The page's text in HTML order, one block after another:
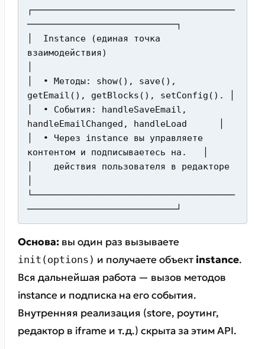
┌──────────────────────────────────────
────────────────────────────┐
│  Instance (единая точка
взаимодействия)
│  • Методы: show(), save(),
getEmail(), getBlocks(), setConfig(). │
│  • События: handleSaveEmail,
handleEmailChanged, handleLoad      │
│  • Через instance вы управляете
контентом и подписываетесь на.   │
│    действия пользователя в редакторе
└──────────────────────────────────────
────────────────────────────┘
Основа: вы один раз вызываете
init(options) и получаете объект instance.
Вся дальнейшая работа — вызов методов
instance и подписка на его события.
Внутренняя реализация (store, роутинг,
редактор в iframe и т.д.) скрыта за этим API.